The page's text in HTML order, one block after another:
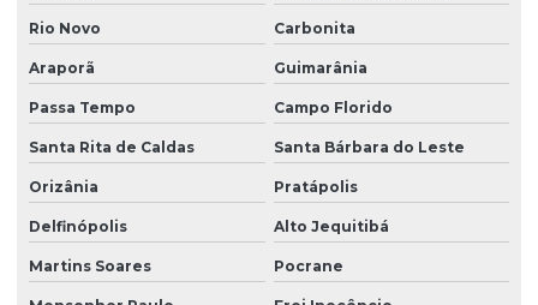
Rio Novo Carbonita
Araporã Guimarânia
Passa Tempo Campo Florido
Santa Rita de Caldas Santa Bárbara do Leste
Orizânia Pratápolis
Delfinópolis Alto Jequitibá
Martins Soares Pocrane